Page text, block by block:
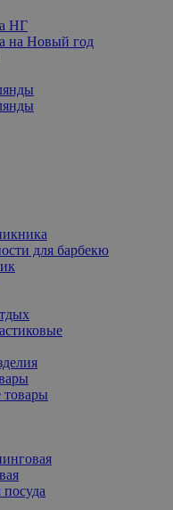
НГ
на Новый год
для барбекю